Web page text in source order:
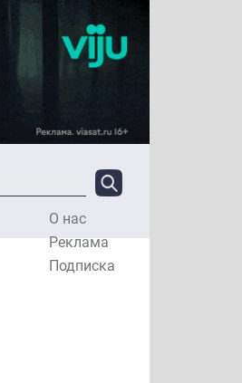
О нас
Реклама
Подписка